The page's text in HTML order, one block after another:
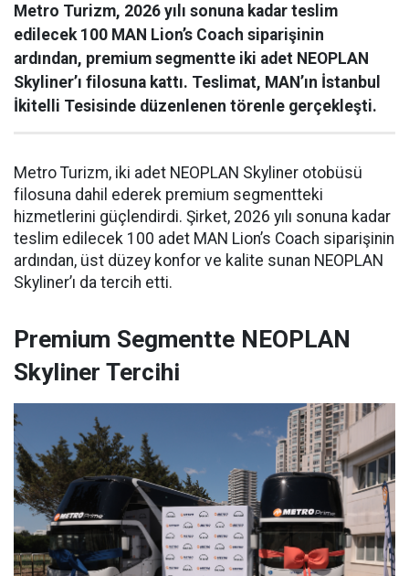
Metro Turizm, 2026 yılı sonuna kadar teslim
edilecek 100 MAN Lion’s Coach siparişinin
ardından, premium segmentte iki adet NEOPLAN
Skyliner’ı filosuna kattı. Teslimat, MAN’ın İstanbul
İkitelli Tesisinde düzenlenen törenle gerçekleşti.
Metro Turizm, iki adet NEOPLAN Skyliner otobüsü
filosuna dahil ederek premium segmentteki
hizmetlerini güçlendirdi. Şirket, 2026 yılı sonuna kadar
teslim edilecek 100 adet MAN Lion’s Coach siparişinin
ardından, üst düzey konfor ve kalite sunan NEOPLAN
Skyliner’ı da tercih etti.
Premium Segmentte NEOPLAN
Skyliner Tercihi